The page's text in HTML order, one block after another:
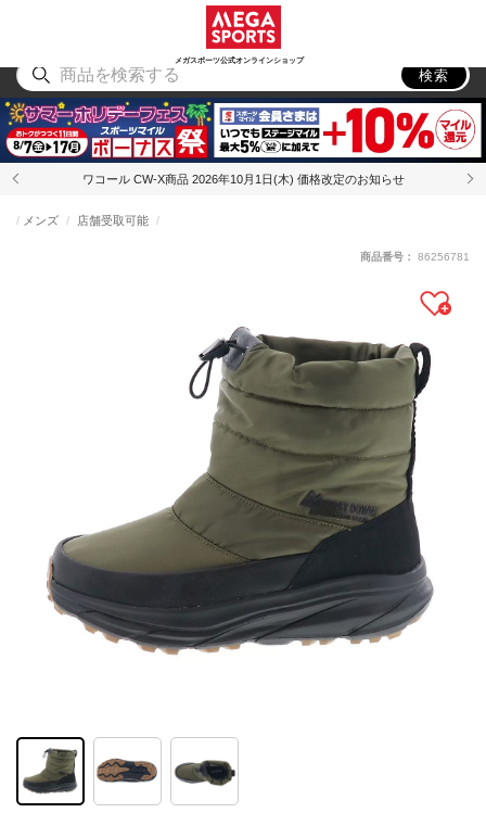
メガスポーツ公式オンラインショップ
アウトドア
検索
ワコール CW-X商品 2026年10月1日(木) 価格改定のお知らせ
メンズ 店舗受取可能
商品番号： 86256781